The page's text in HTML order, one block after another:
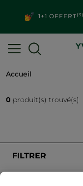
1+1 OFFERT(3)
Accueil
0 produit(s) trouvé(s)
FILTRER